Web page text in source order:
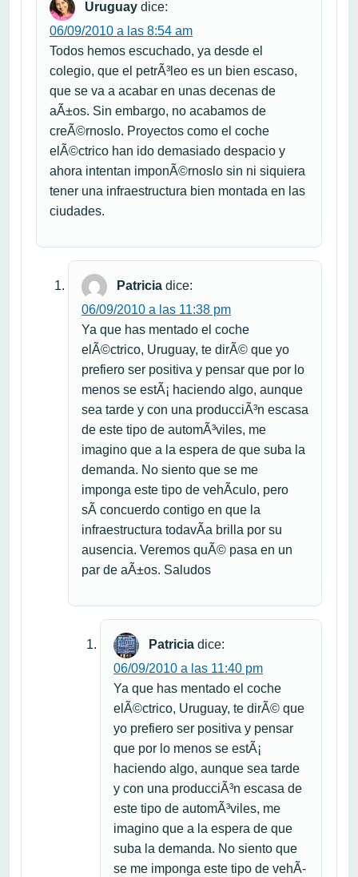
Uruguay dice:
06/09/2010 a las 8:54 am
Todos hemos escuchado, ya desde el
colegio, que el petrÃ³leo es un bien escaso,
que se va a acabar en unas decenas de
aÃ±os. Sin embargo, no acabamos de
creÃ©rnoslo. Proyectos como el coche
elÃ©ctrico han ido demasiado despacio y
ahora intentan imponÃ©rnoslo sin ni siquiera
tener una infraestructura bien montada en las
ciudades.
Patricia dice:
06/09/2010 a las 11:38 pm
Ya que has mentado el coche
elÃ©ctrico, Uruguay, te dirÃ© que yo
prefiero ser positiva y pensar que por lo
menos se estÃ¡ haciendo algo, aunque
sea tarde y con una producciÃ³n escasa
de este tipo de automÃ³viles, me
imagino que a la espera de que suba la
demanda. No siento que se me
imponga este tipo de vehÃ­culo, pero
sÃ­ concuerdo contigo en que la
infraestructura todavÃ­a brilla por su
ausencia. Veremos quÃ© pasa en un
par de aÃ±os. Saludos
Patricia dice:
06/09/2010 a las 11:40 pm
Ya que has mentado el coche
elÃ©ctrico, Uruguay, te dirÃ© que
yo prefiero ser positiva y pensar
que por lo menos se estÃ¡
haciendo algo, aunque sea tarde
y con una producciÃ³n escasa de
este tipo de automÃ³viles, me
imagino que a la espera de que
suba la demanda. No siento que
se me imponga este tipo de vehÃ­